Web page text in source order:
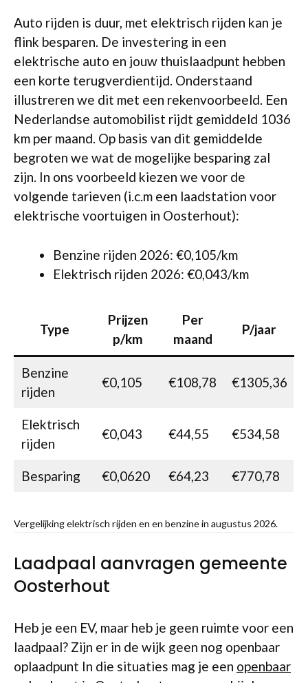
Auto rijden is duur, met elektrisch rijden kan je
flink besparen. De investering in een
elektrische auto en jouw thuislaadpunt hebben
een korte terugverdientijd. Onderstaand
illustreren we dit met een rekenvoorbeeld. Een
Nederlandse automobilist rijdt gemiddeld 1036
km per maand. Op basis van dit gemiddelde
begroten we wat de mogelijke besparing zal
zijn. In ons voorbeeld kiezen we voor de
volgende tarieven (i.c.m een laadstation voor
elektrische voortuigen in Oosterhout):
Benzine rijden 2026: €0,105/km
Elektrisch rijden 2026: €0,043/km
Type
Prijzen
p/km
Per
maand
P/jaar
Benzine
rijden
€0,105 €108,78 €1305,36
Elektrisch
rijden
€0,043 €44,55 €534,58
Besparing €0,0620 €64,23 €770,78
Vergelijking elektrisch rijden en en benzine in augustus 2026.
Laadpaal aanvragen gemeente
Oosterhout
Heb je een EV, maar heb je geen ruimte voor een
laadpaal? Zijn er in de wijk geen nog openbaar
oplaadpunt In die situaties mag je een openbaar